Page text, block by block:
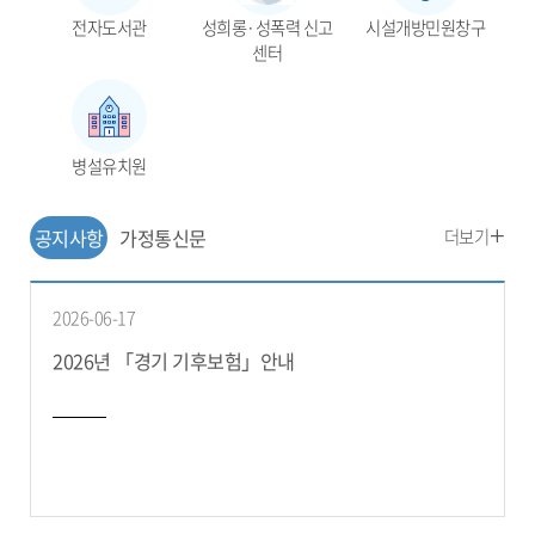
전자도서관
성희롱·성폭력 신고
센터
시설개방민원창구
병설유치원
공지사항
2026-06-17
2026년 「경기 기후보험」안내
더보기 공
사
가정통신문